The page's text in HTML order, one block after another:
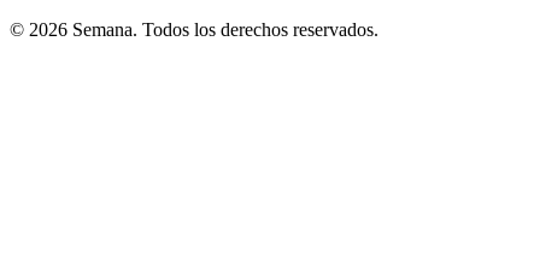
© 2026 Semana. Todos los derechos reservados.